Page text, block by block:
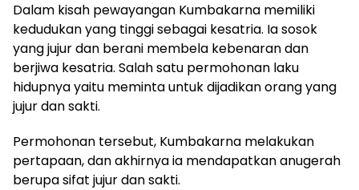
Dalam kisah pewayangan Kumbakarna memiliki
kedudukan yang tinggi sebagai kesatria. Ia sosok
yang jujur dan berani membela kebenaran dan
berjiwa kesatria. Salah satu permohonan laku
hidupnya yaitu meminta untuk dijadikan orang yang
jujur dan sakti.
Permohonan tersebut, Kumbakarna melakukan
pertapaan, dan akhirnya ia mendapatkan anugerah
berupa sifat jujur dan sakti.